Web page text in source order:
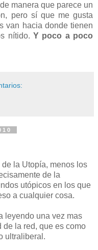
manera que parece un
pero sí que me gusta
van hacia donde tienen
nítido. Y poco a poco
la Utopía, menos los
de la
utópicos en los que
a cualquier cosa.
leyendo una vez mas
la red, que es como
ultraliberal.